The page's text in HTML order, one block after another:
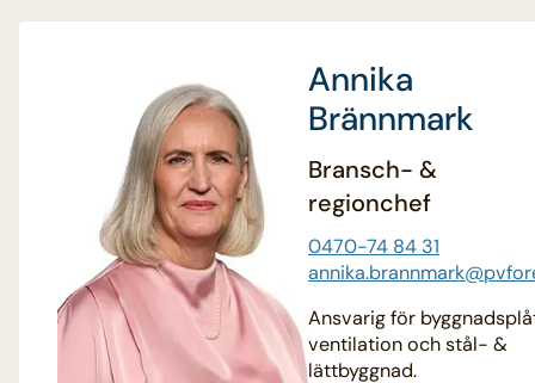
Annika
Brännmark
Bransch- &
regionchef
0470-74 84 31
Ansvarig för
ventilation och stål- &
lättbyggnad.